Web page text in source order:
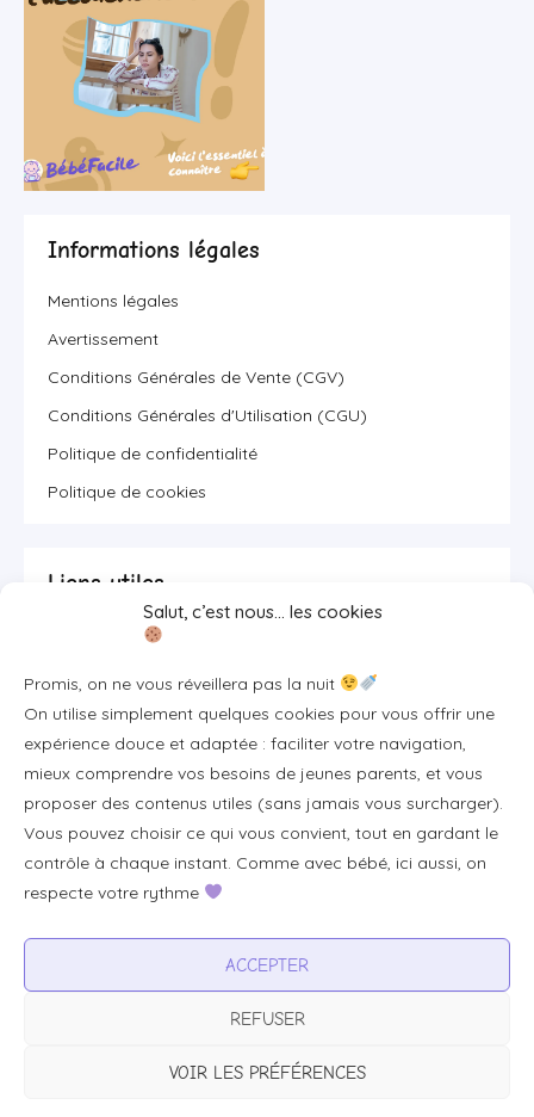
Salut, c’est nous… les cookies
Promis, on ne vous réveillera pas la nuit
On utilise simplement quelques cookies pour vous offrir une
expérience douce et adaptée : faciliter votre navigation,
mieux comprendre vos besoins de jeunes parents, et vous
proposer des contenus utiles (sans jamais vous surcharger).
Vous pouvez choisir ce qui vous convient, tout en gardant le
contrôle à chaque instant. Comme avec bébé, ici aussi, on
respecte votre rythme
ACCEPTER
REFUSER
VOIR LES PRÉFÉRENCES
Informations légales
Mentions légales
Avertissement
Conditions Générales de Vente (CGV)
Conditions Générales d'Utilisation (CGU)
Politique de confidentialité
Politique de cookies
Liens utiles
Se connecter/S'inscrire
FAQ / Livraison & accès
À propos
Plan du site
Tous les articles
Professionnels & partenariats
Visibilité pour votre marque
Proposer un produit ou un service